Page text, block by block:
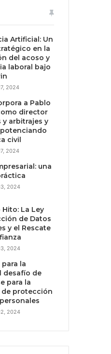
Artificial: Un
en la
del acoso y
laboral bajo
2024
a Pablo
director
y arbitrajes y
civil
2024
una
2024
Hito: La Ley
de Datos
y el Rescate
2024
la
desafío de
para la
de protección
2024